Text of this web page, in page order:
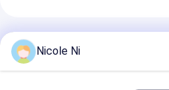
अनुशंसित उत्पाद
Nicole Ni